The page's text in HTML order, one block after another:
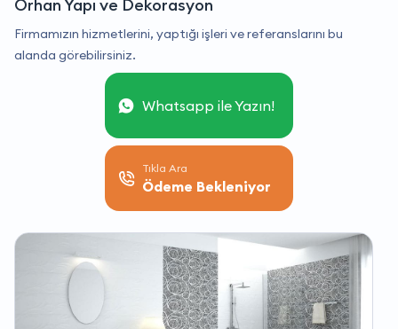
Orhan Yapı ve Dekorasyon
Firmamızın hizmetlerini, yaptığı işleri ve referanslarını bu
alanda görebilirsiniz.
Whatsapp ile Yazın!
Tıkla Ara
Ödeme Bekleniyor